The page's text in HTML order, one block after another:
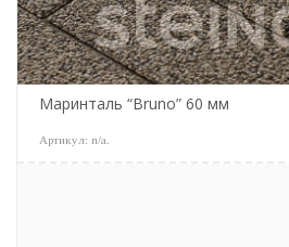
Маринталь “Bruno” 60 мм
Артикул: n/a